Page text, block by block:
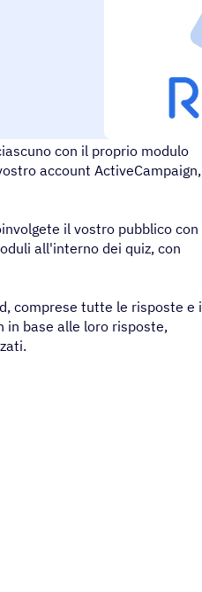
con il proprio modulo
account ActiveCampaign,
il vostro pubblico con
all'interno dei quiz, con
comprese tutte le risposte e i
in base alle loro risposte,